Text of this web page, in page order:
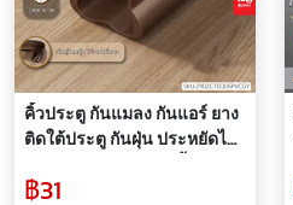
คิ้วประตู กันแมลง กันแอร์ ยาง
ติดใต้ประตู กันฝุ่น ประหยัดไฟ
พร้อมแผ่นกาว
฿31